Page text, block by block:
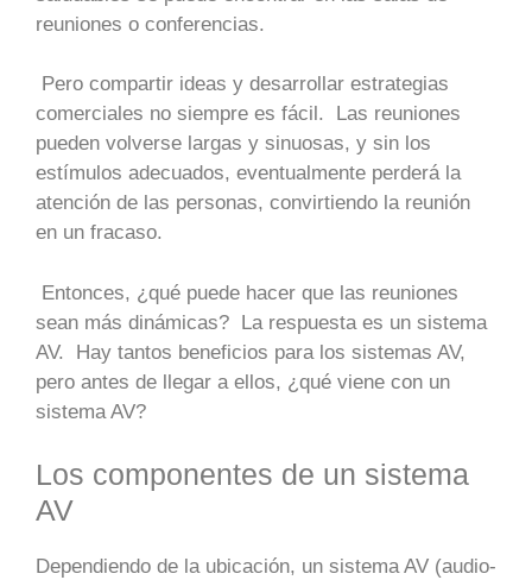
reuniones o conferencias.
Pero compartir ideas y desarrollar estrategias
comerciales no siempre es fácil. Las reuniones
pueden volverse largas y sinuosas, y sin los
estímulos adecuados, eventualmente perderá la
atención de las personas, convirtiendo la reunión
en un fracaso.
Entonces, ¿qué puede hacer que las reuniones
sean más dinámicas? La respuesta es un sistema
AV. Hay tantos beneficios para los sistemas AV,
pero antes de llegar a ellos, ¿qué viene con un
sistema AV?
Los componentes de un sistema
AV
Dependiendo de la ubicación, un sistema AV (audio-